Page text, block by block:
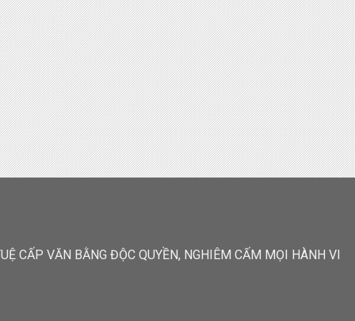
CẤP VĂN BẰNG ĐỘC QUYỀN, NGHIÊM CẤM MỌI HÀNH VI